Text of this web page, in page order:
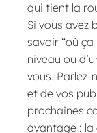
qui tient la
Si vous avez
savoir “où ça
niveau ou
vous. Parlez-
et de vos
prochaines
avantage : la